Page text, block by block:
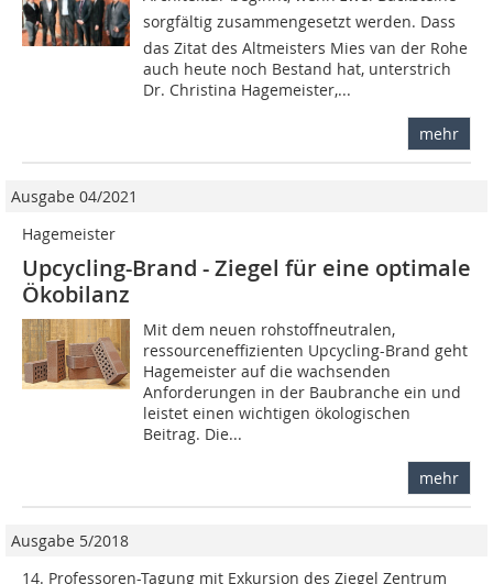
sorgfältig zusammengesetzt werden. Dass
das Zitat des Altmeisters Mies van der Rohe
auch heute noch Bestand hat, unterstrich
Dr. Christina Hagemeister,...
mehr
Ausgabe 04/2021
Hagemeister
Upcycling-Brand - Ziegel für eine optimale
Ökobilanz
Mit dem neuen rohstoffneutralen,
ressourceneffizienten Upcycling-Brand geht
Hagemeister auf die wachsenden
Anforderungen in der Baubranche ein und
leistet einen wichtigen ökologischen
Beitrag. Die...
mehr
Ausgabe 5/2018
14. Professoren-Tagung mit Exkursion des Ziegel Zentrum